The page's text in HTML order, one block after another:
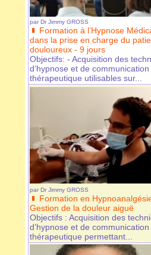
par Dr Jimmy GROSS
Formation à l’Hypnose
dans la prise en charge du
douloureux - 9 jours
Objectifs: - Acquisition des
d’hypnose et de communication
thérapeutique utilisables sur...
par Dr Jimmy GROSS
Formation en
Gestion de la douleur aiguë
Objectifs : Acquisition des
d’hypnose et de communication
thérapeutique permettant...